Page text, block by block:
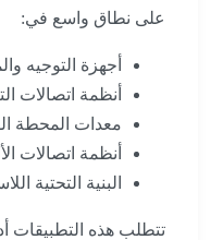
على نطاق واسع في:
أجهزة التوجيه
أنظمة اتصالات
معدات المحطة
أنظمة اتصالات
البنية التحتية
تتطلب هذه التطبيقات أداءً